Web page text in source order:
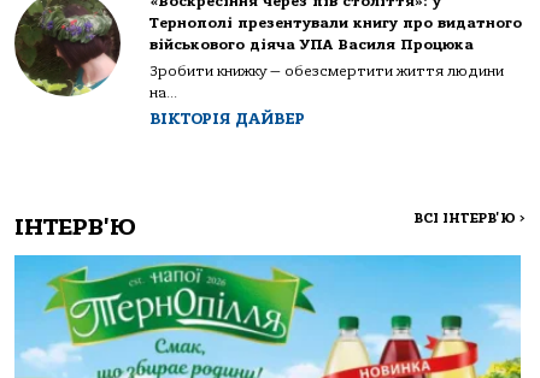
Тернополі презентували книгу про видатного
військового діяча УПА Василя Процюка
Зробити книжку — обезсмертити життя людини
на...
ВІКТОРІЯ ДАЙВЕР
ІНТЕРВ'Ю ВСІ ІНТЕРВ'Ю >